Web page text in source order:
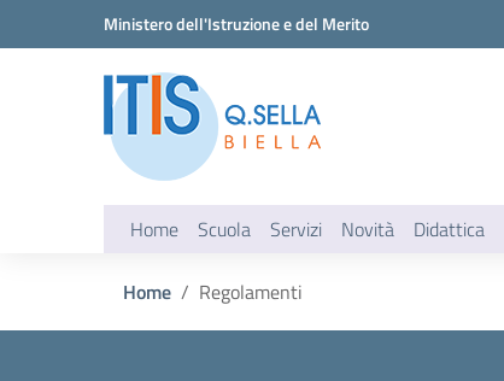
Vai ai contenuti
Vai al menu di navigazioneMinistero dell'Istruzione e del Merito
Home Scuola Servizi Novità Didattica
Home Regolamenti